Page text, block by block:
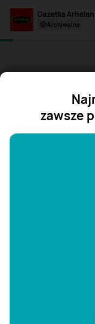
Gazetka Arhelan
archiwalna
zawsze
"/>